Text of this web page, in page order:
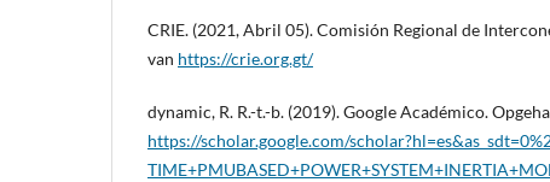
CRIE. (2021, Abril 05). Comisión Regional de
van https://crie.org.gt/
dynamic, R. R.-t.-b. (2019). Google Académico.
https://scholar.google.com/